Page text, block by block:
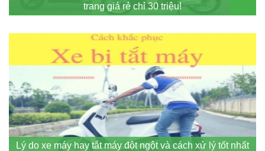
trang giá rẻ chỉ 30 triệu!
Lý do xe máy hay tắt máy đột ngột và cách xử lý tốt nhất